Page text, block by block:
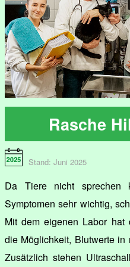
Rasche
Stand: Juni 2025
Da Tiere nicht sprechen
Symptomen sehr wichtig,
Mit dem eigenen Labor hat
die Möglichkeit, Blutwerte
Zusätzlich stehen